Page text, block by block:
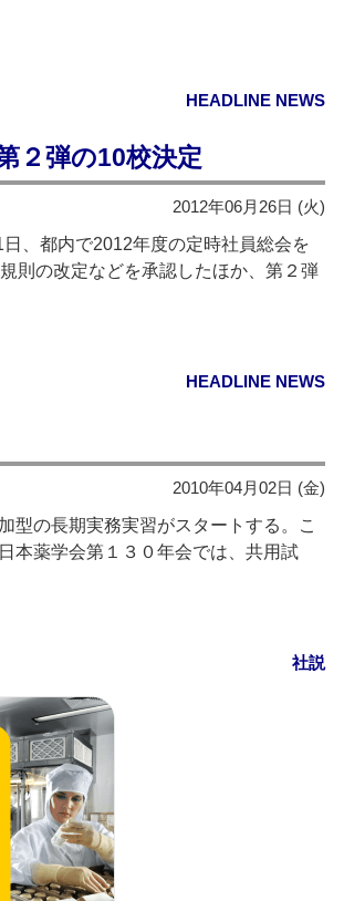
HEADLINE NEWS
２弾の10校決定
2012年06月26日 (火)
、都内で2012年度の定時社員総会を
則の改定などを承認したほか、第２弾
HEADLINE NEWS
2010年04月02日 (金)
の長期実務実習がスタートする。こ
本薬学会第１３０年会では、共用試
社説